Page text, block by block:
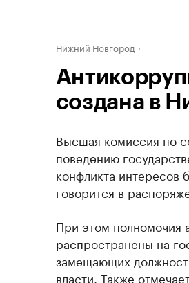
Нижний Новгород
создана в
Высшая комиссия по
поведению
конфликта интересов
говорится в
При этом полномочия
распространены на
замещающих
власти. Также